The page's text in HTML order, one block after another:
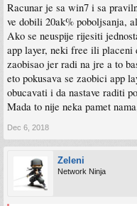
Racunar je sa win7 i sa
ve dobili 20ak% poboljsanja,
Ako se neuspije rijesiti
app layer, neki free ili placeni
zaobisao jer radi na jre a to
eto pokusava se zaobici app
obucavati i da nastave raditi
Mada to nije neka pamet
Dec 6, 2018
Zeleni
Network Ninja